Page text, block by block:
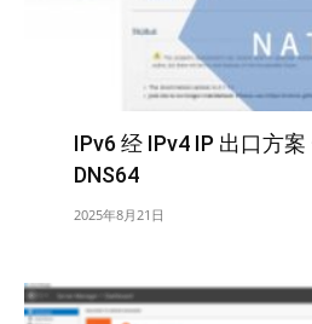
IPv6 经 IPv4 IP 出口方
DNS64
2025年8月21日